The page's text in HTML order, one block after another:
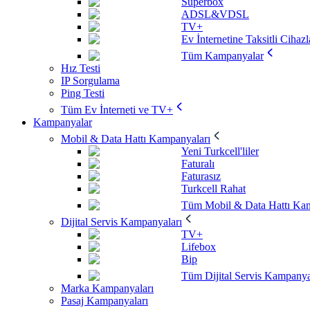
ADSL&VDSL
TV+
Ev İnternetine Taksitli
Tüm Kampanyalar
Hız Testi
IP Sorgulama
Ping Testi
Tüm Ev İnterneti ve TV+
Kampanyalar
Mobil & Data Hattı Kampanyaları
Yeni Turkcell'liler
Faturalı
Faturasız
Turkcell Rahat
Tüm Mobil & Data Hattı
Dijital Servis Kampanyaları
TV+
Lifebox
Bip
Tüm Dijital Servis
Marka Kampanyaları
Pasaj Kampanyaları